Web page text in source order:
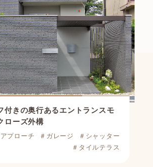
付きの奥行あるエントランスモ
ローズ外構
アプローチ ＃ガレージ
＃シャッター
＃タイルテラス